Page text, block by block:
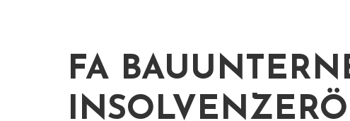
FA